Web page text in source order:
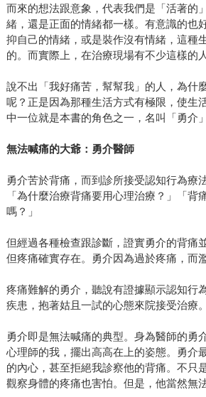
而來的想法跟意象，代表我們是「活著的
緒，還是正面的情緒都一樣。有意識的也
抑自己的情緒，或是裝作沒有情緒，這種
的。而實際上，在治療現場有不少這樣的人
說不出「我好痛苦，幫幫我」的人，為什
呢？正是因為那種生活方式有極限，使生
中一位就是本書的角色之一，名叫「勇介
無法喊痛的大爺：勇介醫師
勇介苦於背痛，而到診所接受認知行為療
「為什麼治療背痛要用心理治療？」「背
嗎？」
但經過各種檢查跟診斷，證實勇介的背痛
但疼痛確實存在。勇介因為過於疼痛，而
疼痛難解的勇介，聽說有證據顯示認知行
疾患，抱著姑且一試的心態來院接受治療。
勇介即是無法喊痛的典型。身為醫師的勇
心理師的我，擺出高高在上的姿態。勇介
的內心，甚至拒絕我診察他的背痛。不只
觀察身體的疼痛也害怕。但是，他當然無